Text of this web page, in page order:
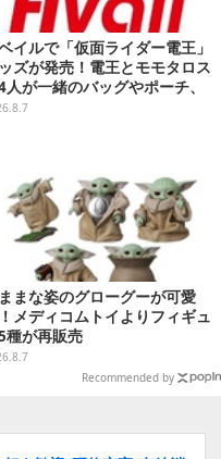
イルで「仮面ライダー電王」
ズが発売！電王とモモタロス
人が一緒のバッグやポーチ、
ボックスも
まな姿のグローグーが可愛
メディコムトイよりフィギュ
種が再販売
Recommended by